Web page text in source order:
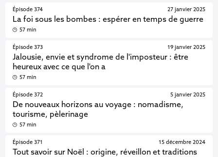
Épisode 374
La foi sous les bombes : espérer en temps de guerre
27 janvier 2025
57 min
Épisode 373
Jalousie, envie et syndrome de l'imposteur : être
heureux avec ce que l'on a
19 janvier 2025
57 min
Épisode 372
De nouveaux horizons au voyage : nomadisme,
tourisme, pèlerinage
5 janvier 2025
57 min
Épisode 371
Tout savoir sur Noël : origine, réveillon et traditions
15 décembre 2024